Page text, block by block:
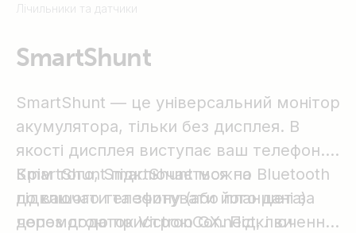
SmartSolar
SmartShunt
Лічильники та датчики
SmartShunt
SmartShunt — це універсальний монітор
акумулятора, тільки без дисплея. В
якості дисплея виступає ваш телефон.
SmartShunt підключається по Bluetooth
до вашого телефону (або планшета)
через додаток VictronConnect, і ви
Крім того, SmartShunt можна
підключати та зчитувати його дані за
допомогою пристрою GX. Підключення